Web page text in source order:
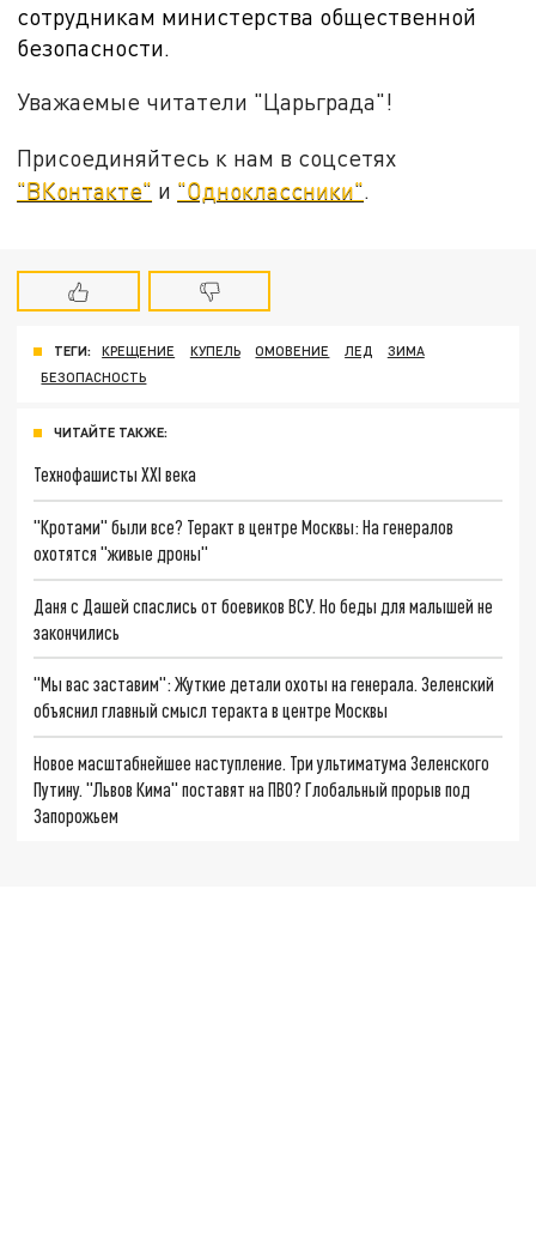
сотрудникам министерства общественной
безопасности.
Уважаемые читатели "Царьграда"!
Присоединяйтесь к нам в соцсетях
"ВКонтакте" и "Одноклассники".
ТЕГИ: КРЕЩЕНИЕ КУПЕЛЬ ОМОВЕНИЕ ЛЕД
ЗИМА
БЕЗОПАСНОСТЬ
ЧИТАЙТЕ ТАКЖЕ:
Технофашисты XXI века
"Кротами" были все? Теракт в центре Москвы: На генералов
охотятся "живые дроны"
Даня с Дашей спаслись от боевиков ВСУ. Но беды для малышей не
закончились
"Мы вас заставим": Жуткие детали охоты на генерала. Зеленский
объяснил главный смысл теракта в центре Москвы
Новое масштабнейшее наступление. Три ультиматума Зеленского
Путину. "Львов Кима" поставят на ПВО? Глобальный прорыв под
Запорожьем